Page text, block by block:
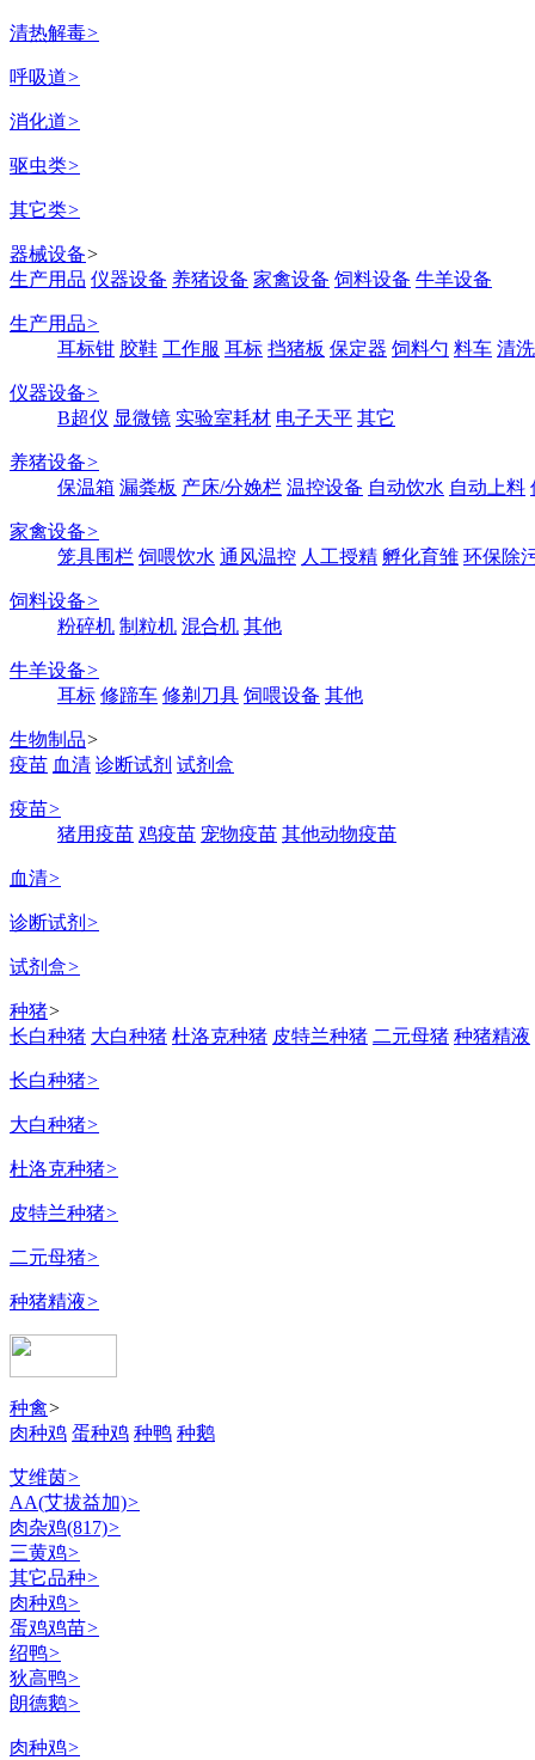
清热解毒>
呼吸道>
消化道>
驱虫类>
其它类>
器械设备>
生产用品 仪器设备 养猪设备 家禽设备 饲料设备 牛羊设备
生产用品>
耳标钳 胶鞋 工作服 耳标 挡猪板 保定器 饲料勺 料车 清
仪器设备>
B超仪 显微镜 实验室耗材 电子天平 其它
养猪设备>
保温箱 漏粪板 产床/分娩栏 温控设备 自动饮水 自动上料
家禽设备>
笼具围栏 饲喂饮水 通风温控 人工授精 孵化育雏 环保除
饲料设备>
粉碎机 制粒机 混合机 其他
牛羊设备>
耳标 修蹄车 修剃刀具 饲喂设备 其他
生物制品>
疫苗 血清 诊断试剂 试剂盒
疫苗>
猪用疫苗 鸡疫苗 宠物疫苗 其他动物疫苗
血清>
诊断试剂 >
试剂盒>
种猪>
长白种猪 大白种猪 杜洛克种猪 皮特兰种猪 二元母猪 种猪精液
长白种猪>
大白种猪>
杜洛克种猪>
皮特兰种猪>
二元母猪>
种猪精液>
种禽>
肉种鸡 蛋种鸡 种鸭 种鹅
艾维茵>
AA(艾拔益加)>
肉杂鸡(817)>
三黄鸡>
其它品种>
肉种鸡>
蛋鸡鸡苗>
绍鸭>
狄高鸭>
朗德鹅>
肉种鸡>